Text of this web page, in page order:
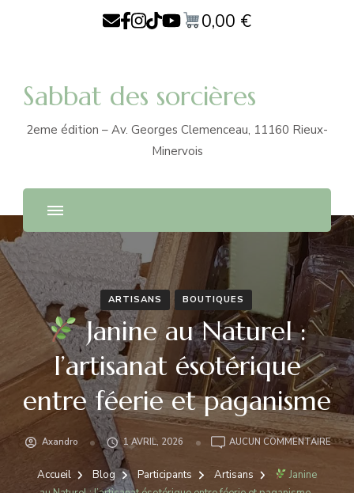
0,00 €
Sabbat des sorcières
2eme édition – Av. Georges Clemenceau, 11160 Rieux-
Minervois
ARTISANS BOUTIQUES
Janine au Naturel :
l’artisanat ésotérique
entre féerie et paganisme
Axandro 1 AVRIL, 2026
AUCUN COMMENTAIRE
Accueil Blog Participants Artisans
Janine